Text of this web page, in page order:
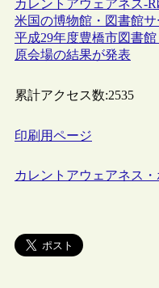
カレントアウェアネス-R
米国の博物館・図書館
平成29年度豊橋市図書
原会場の結果が発表
累計アクセス数:2535
印刷用ページ
カレントアウェアネス